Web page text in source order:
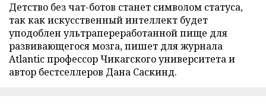
Детство без чат-ботов станет символом статуса,
так как искусственный интеллект будет
уподоблен ультрапереработанной пище для
развивающегося мозга, пишет для журнала
Atlantic профессор Чикагского университета и
автор бестселлеров Дана Саскинд.